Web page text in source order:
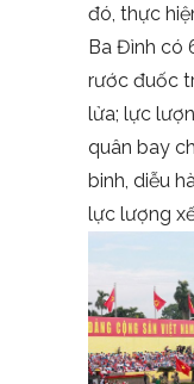
đó, thực
Ba Đình có
rước đuốc
lửa; lực
quân bay
binh, diễu
lực lượng